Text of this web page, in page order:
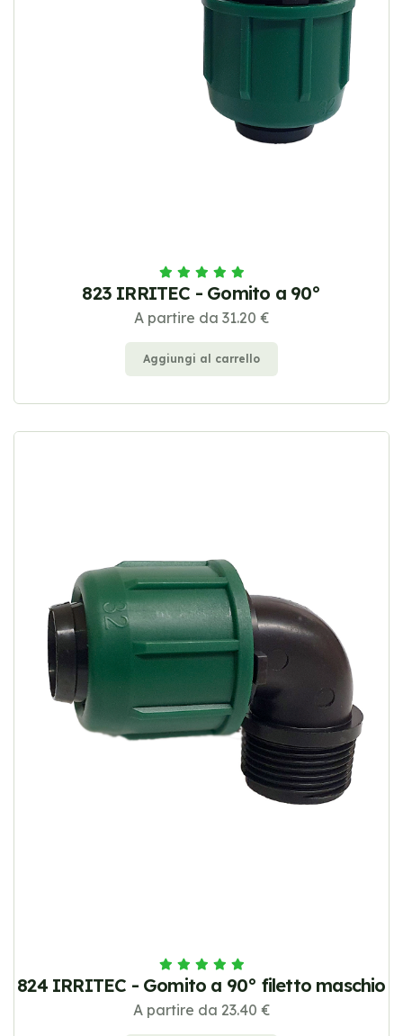
823 IRRITEC - Gomito a 90°
A partire da 31.20 €
Aggiungi al carrello
824 IRRITEC - Gomito a 90° filetto maschio
A partire da 23.40 €